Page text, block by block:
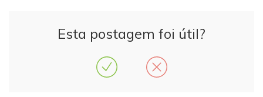
Esta postagem foi útil?